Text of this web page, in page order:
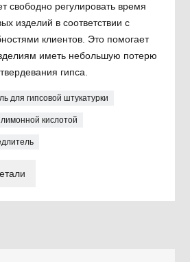
свободно регулировать время
изделий в соответствии с
клиентов. Это помогает
иметь небольшую потерю
гипса.
для гипсовой штукатурки
кислотой